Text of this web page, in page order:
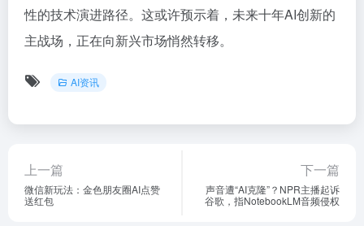
性的技术演进路径。这或许预示着，未来十年AI创新的
主战场，正在向新兴市场悄然转移。
AI资讯
上一篇
微信新玩法：金色朋友圈AI点赞
送红包
下一篇
声音遭“AI克隆”？NPR主播起诉
谷歌，指NotebookLM音频侵权